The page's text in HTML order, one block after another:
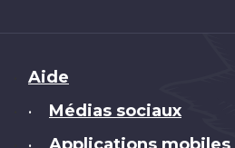
Brand
Aide
• Médias sociaux